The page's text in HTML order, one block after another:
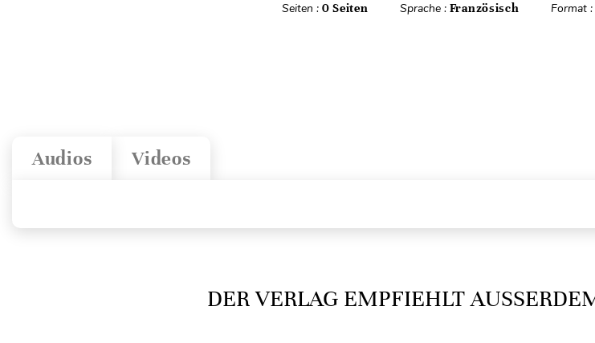
Seiten : 0 Seiten Sprache : Französisch Format :
Videos
Audios
DER VERLAG EMPFIEHLT AUSSERDEM